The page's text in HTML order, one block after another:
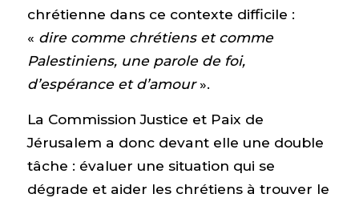
chrétienne dans ce contexte difficile :
« dire comme chrétiens et comme
Palestiniens, une parole de foi,
d’espérance et d’amour».
La Commission Justice et Paix de
Jérusalem a donc devant elle une double
tâche : évaluer une situation qui se
dégrade et aider les chrétiens à trouver le